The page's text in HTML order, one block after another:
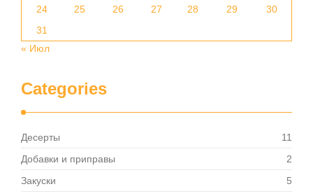
24
25 26 27 28 29
30
31
« Июл
Categories
Десерты
11
Добавки и приправы
2
Закуски
5